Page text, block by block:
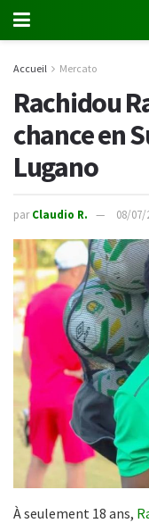
Accueil Mercato
Rachidou
chance en
Lugano
par Claudio R. 08/07/
À seulement 18 ans,